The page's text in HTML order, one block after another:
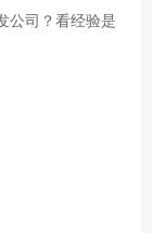
公司？看经验是